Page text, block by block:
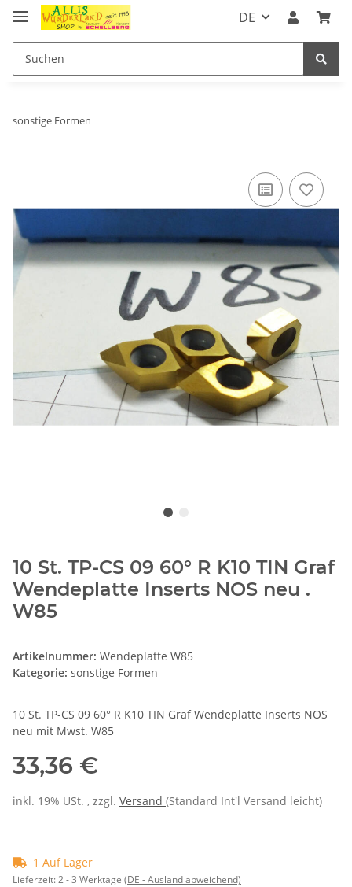
DE
sonstige Formen
10 St. TP-CS 09 60° R K10 TIN Graf
Wendeplatte Inserts NOS neu .
W85
Artikelnummer: Wendeplatte W85
Kategorie: sonstige Formen
10 St. TP-CS 09 60° R K10 TIN Graf Wendeplatte Inserts NOS
neu mit Mwst. W85
33,36 €
inkl. 19% USt. , zzgl. Versand (Standard Int'l Versand leicht)
1 Auf Lager
Lieferzeit:2 - 3 Werktage (DE - Ausland abweichend)